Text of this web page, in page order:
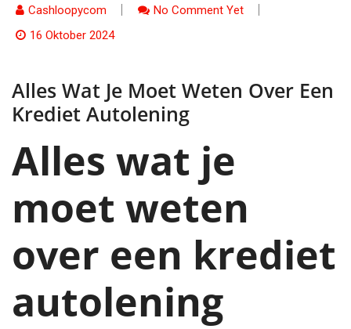
Cashloopycom
No Comment Yet
16 Oktober 2024
Alles Wat Je Moet Weten Over Een
Krediet Autolening
Alles wat je
moet weten
over een krediet
autolening